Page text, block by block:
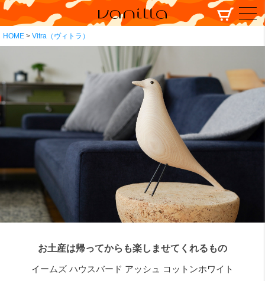
HOME Vitra（ヴィトラ）
お土産は帰ってからも楽しませてくれるもの
イームズ ハウスバード アッシュ コットンホワイト